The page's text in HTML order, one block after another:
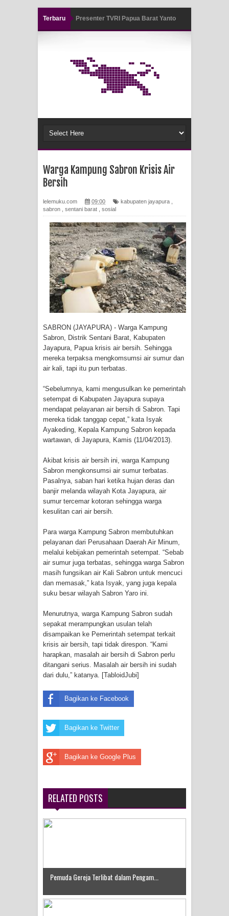
Terbaru Presenter TVRI Papua Barat Yanto
Air Terjun Memti Pesona Tersembunyi
Pencarian Hari Keenam Korban
Hanyut di Air Terjun Memti Belum
Hasil, Polisi Periksa Saksi dan
Mengamankan Satu Tersangka Di
Kota Jayapura
Tiga Personel Polresta Jayapura Kota
Jalani Sidang BP4R di Jayapura
Kapolresta Jayapura Kota
Mengapresiasi Antusiasme Warga
Saat Nonton Bareng Final Piala Dunia
2026 di Lapangan Karang PTC Entrop
Kebakaran Hanguskan Satu Rumah
di Kompleks Asrama Polisi Sorong
Profil Lengkap Papua Barat, Bumi
Cenderawasih di Ujung Barat Papua
Profil Lengkap Provinsi Papua, Bumi
Cenderawasih di Ujung Timur
Indonesia
Istimewa di Ujung Sumatera
Lima Rumah Pribadi Terbakar Di
Hamadi Jayapura Selatan
Gempa M3,3 Guncang Nabire, BMKG
Imbau Waspada Susulan
Mama-Mama Pasar Lama Sentani
Protes Tumpukan Sampah dengan
Menghambur ke Tengah Jalan
Marthen Medlama Sebut Pemprov
Mace
Polda Papua pada Peringatan Hari
Warga Kampung Sabron Krisis Air
Bersih
lelemuku.com 09:00 kabupaten jayapura
sabron
sentani barat sosial
SABRON (JAYAPURA) - Warga Kampung
Sabron, Distrik Sentani Barat, Kabupaten
Jayapura, Papua krisis air bersih. Sehingga
mereka terpaksa mengkomsumsi air sumur dan
air kali, tapi itu pun terbatas.
“Sebelumnya, kami mengusulkan ke pemerintah
setempat di Kabupaten Jayapura supaya
mendapat pelayanan air bersih di Sabron. Tapi
mereka tidak tanggap cepat,” kata Isyak
Ayakeding, Kepala Kampung Sabron kepada
wartawan, di Jayapura, Kamis (11/04/2013).
Akibat krisis air bersih ini, warga Kampung
Sabron mengkonsumsi air sumur terbatas.
Pasalnya, saban hari ketika hujan deras dan
banjir melanda wilayah Kota Jayapura, air
sumur tercemar kotoran sehingga warga
kesulitan cari air bersih.
Para warga Kampung Sabron membutuhkan
pelayanan dari Perusahaan Daerah Air Minum,
melalui kebijakan pemerintah setempat. “Sebab
air sumur juga terbatas, sehingga warga Sabron
masih fungsikan air Kali Sabron untuk mencuci
dan memasak,” kata Isyak, yang juga kepala
suku besar wilayah Sabron Yaro ini.
Menurutnya, warga Kampung Sabron sudah
sepakat merampungkan usulan telah
disampaikan ke Pemerintah setempat terkait
krisis air bersih, tapi tidak direspon. “Kami
harapkan, masalah air bersih di Sabron perlu
ditangani serius. Masalah air bersih ini sudah
dari dulu,” katanya. [TabloidJubi]
Bagikan ke Facebook
Bagikan ke Twitter
Bagikan ke Google Plus
RELATED POSTS
Pemuda Gereja Terlibat dalam Pengam...